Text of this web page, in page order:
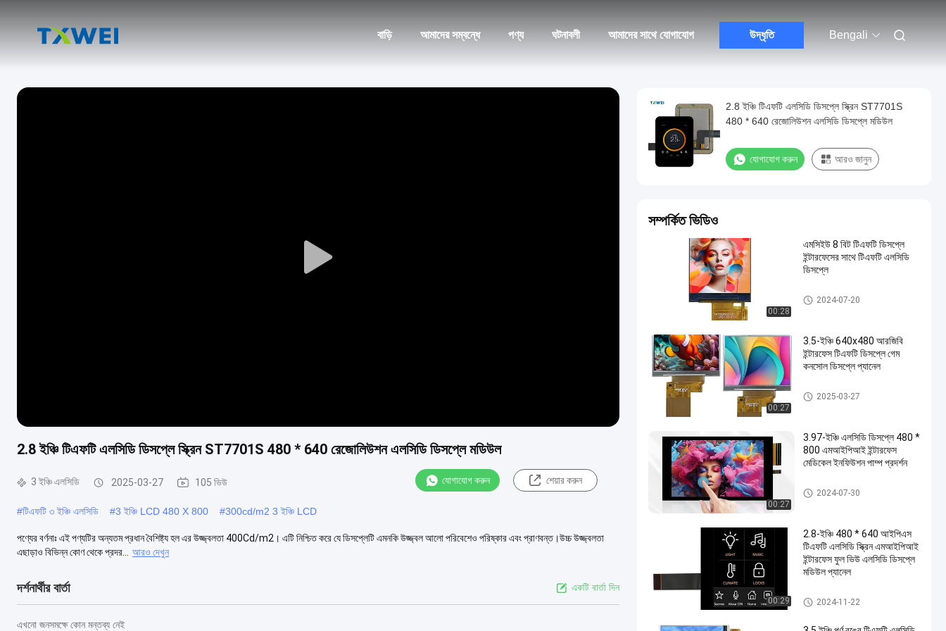
বাড়ি আমাদের সম্বন্ধে পণ্য ঘটনাবলী আমাদের সাথে যোগাযোগ উদ্ধৃতি Bengali
Play
2.8 ইঞ্চি টিএফটি এলসিডি ডিসপ্লে স্ক্রিন ST7701S 480 * 640 রেজোলিউশন এলসিডি ডিসপ্লে মডিউল
3 ইঞ্চি এলসিডি 2025-03-27 105 ভিউ যোগাযোগ করুন শেয়ার করুন
#টিএফটি ৩ ইঞ্চি এলসিডি #3 ইঞ্চি LCD 480 X 800 #300cd/m2 3 ইঞ্চি LCD
পণ্যের বর্ণনাঃ এই পণ্যটির অন্যতম প্রধান বৈশিষ্ট্য হল এর উজ্জ্বলতা 400Cd/m2। এটি নিশ্চিত করে যে ডিসপ্লেটি এমনকি উজ্জ্বল আলো পরিবেশেও পরিষ্কার এবং প্রাণবন্ত।উচ্চ উজ্জ্বলতা
এছাড়াও বিভিন্ন কোণ থেকে প্রদর...
আরও দেখুন
দর্শনার্থীর বার্তা একটি বার্তা দিন
এখনো জনসমক্ষে কোন মন্তব্য নেই
2.8 ইঞ্চি টিএফটি এলসিডি ডিসপ্লে স্ক্রিন ST7701S
480 * 640 রেজোলিউশন এলসিডি ডিসপ্লে মডিউল
যোগাযোগ করুন আরও জানুন
সম্পর্কিত ভিডিও
00:28
এমসিইউ 8 বিট টিএফটি ডিসপ্লে
ইন্টারফেসের সাথে টিএফটি এলসিডি
ডিসপ্লে
টিএফটি এলসিডি ডিসপ্লে
2024-07-20
00:27
3.5-ইঞ্চি 640x480 আরজিবি
ইন্টারফেস টিএফটি ডিসপ্লে গেম
কনসোল ডিসপ্লে প্যানেল
3 ইঞ্চি এলসিডি
2025-03-27
00:27
3.97-ইঞ্চি এলসিডি ডিসপ্লে 480 *
800 এমআইপিআই ইন্টারফেস
মেডিকেল ইনফিউশন পাম্প প্রদর্শন
3 ইঞ্চি এলসিডি
2024-07-30
00:29
2.8-ইঞ্চি 480 * 640 আইপিএস
টিএফটি এলসিডি স্ক্রিন এমআইপিআই
ইন্টারফেস ফুল ভিউ এলসিডি ডিসপ্লে
মডিউল প্যানেল
3 ইঞ্চি এলসিডি
2024-11-22